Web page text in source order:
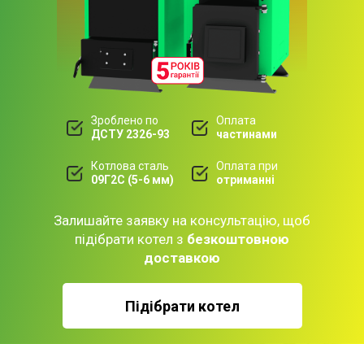
Зроблено по
ДСТУ 2326-93
Оплата при
отриманні
Котлова сталь
09Г2С (5-6 мм)
Залишайте заявку на консультацію, щоб
підібрати котел з безкоштовною
доставкою
Підібрати котел
Оплата
частинами